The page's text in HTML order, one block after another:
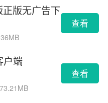
版无广告下
查看
户端
查看